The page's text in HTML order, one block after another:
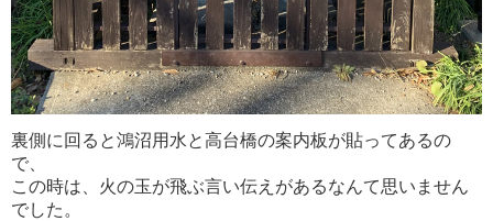
裏側に回ると鴻沼用水と高台橋の案内板が貼ってあるの
で、
この時は、火の玉が飛ぶ言い伝えがあるなんて思いません
でした。